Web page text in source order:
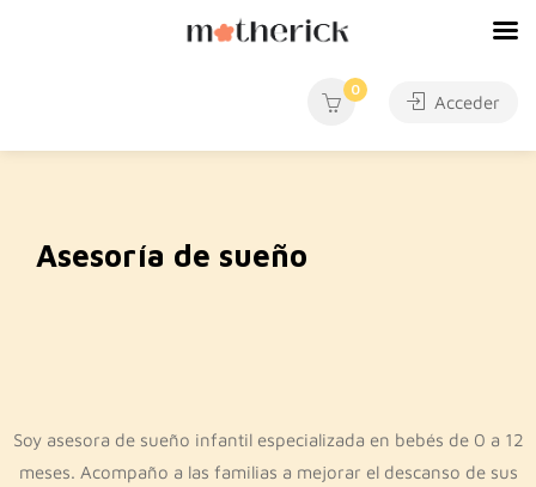
0
Acceder
Asesoría de sueño
Soy asesora de sueño infantil especializada en bebés de 0 a 12
meses. Acompaño a las familias a mejorar el descanso de sus